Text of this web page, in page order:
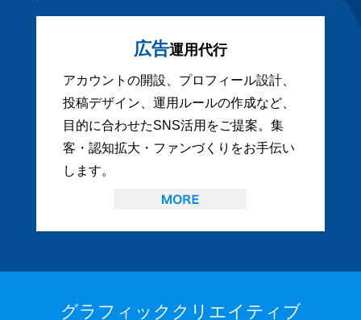
広告運用代行
アカウントの開設、プロフィール設計、
投稿デザイン、運用ルールの作成など、
目的に合わせたSNS活用をご提案。集
客・認知拡大・ファンづくりをお手伝い
します。
グラフィッククリエイティブ